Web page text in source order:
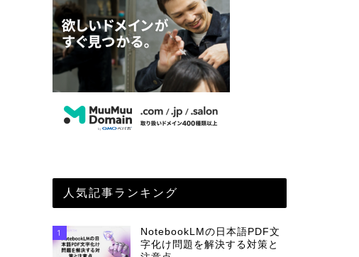
人気記事ランキング
1
NotebookLMの日本語PDF文
字化け問題を解決する対策と